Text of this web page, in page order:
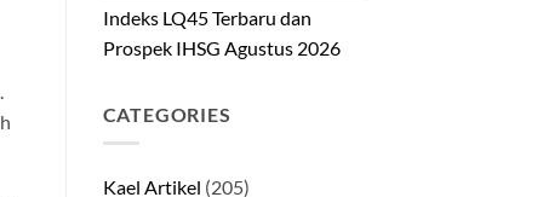
Indeks LQ45 Terbaru dan
Prospek IHSG Agustus 2026
CATEGORIES
Kael Artikel (205)